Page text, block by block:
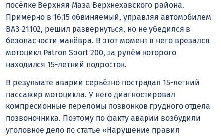
посёлке Верхняя Маза Верхнехавского района.
Примерно в 16.15 обвиняемый, управляя автомобилем
ВАЗ-21102, решил развернуться, но не убедился в
безопасности манёвра. В этот момент в него врезался
мотоцикл Patron Sport 200, за рулём которого
находился 15-летний подросток.
В результате аварии серьёзно пострадал 15-летний
пассажир мотоцикла. У него диагностировал
компресионные переломы позвонков грудного отдела
позвоночника. Поэтому по факту аварии возбудили
уголовное дело по статье «Нарушение правил